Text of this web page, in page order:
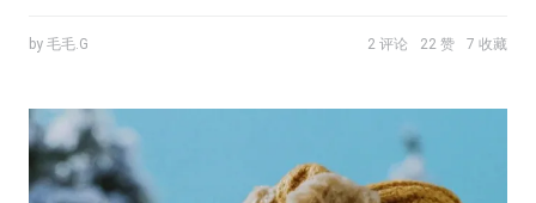
by 毛毛.G 2 评论 22 赞 7 收藏